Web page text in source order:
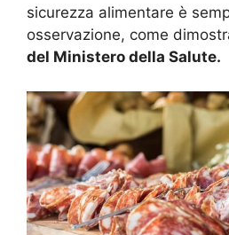
sicurezza alimentare è
osservazione, come
del Ministero della Salute.